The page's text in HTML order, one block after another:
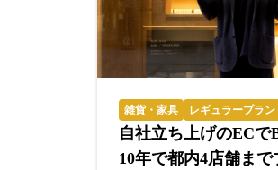
雑貨・家具 レギュラープラン
自社立ち上げのECで
10年で都内4店舗ま